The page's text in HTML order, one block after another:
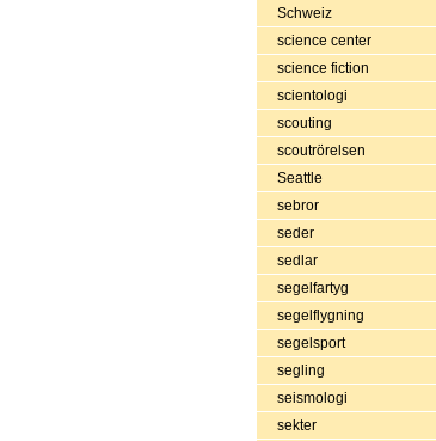
Schweiz
science center
science fiction
scientologi
scouting
scoutrörelsen
Seattle
sebror
seder
sedlar
segelfartyg
segelflygning
segelsport
segling
seismologi
sekter